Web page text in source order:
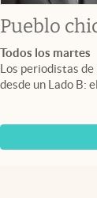
Pueblo
Todos los martes
Los periodistas
desde un Lado B: